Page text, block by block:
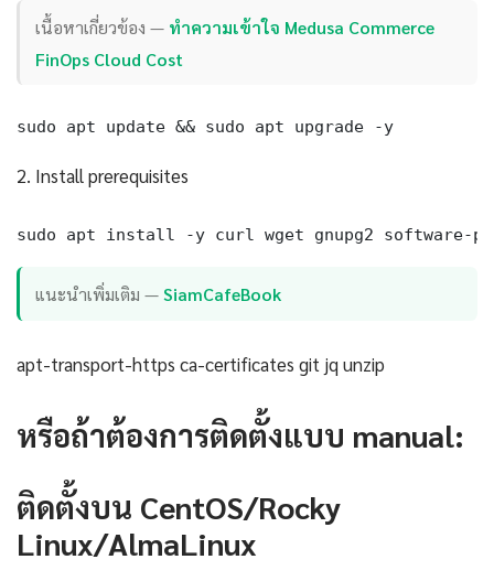
เนื้อหาเกี่ยวข้อง — ทำความเข้าใจ Medusa Commerce
FinOps Cloud Cost
sudo apt update && sudo apt upgrade -y
2. Install prerequisites
sudo apt install -y curl wget gnupg2 software-
แนะนำเพิ่มเติม —SiamCafeBook
apt-transport-https ca-certificates git jq unzip
หรือถ้าต้องการติดตั้งแบบ manual:
ติดตั้งบน CentOS/Rocky
Linux/AlmaLinux